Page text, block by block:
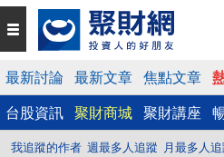
最新討論 最新文章 焦點文章
台股資訊 聚財商城 聚財講座
我追蹤的作者 週最多人追蹤 月最多人